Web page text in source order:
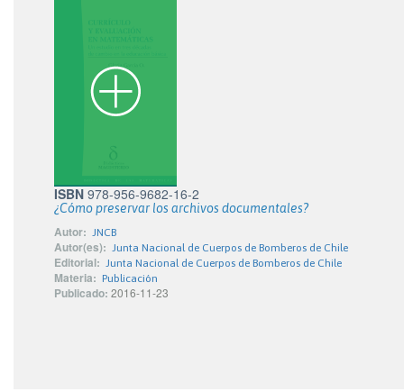
ISBN 978-956-9682-16-2
¿Cómo preservar los archivos documentales?
Autor: JNCB
Autor(es): Junta Nacional de Cuerpos de Bomberos de Chile
Editorial: Junta Nacional de Cuerpos de Bomberos de Chile
Materia: Publicación
Publicado: 2016-11-23